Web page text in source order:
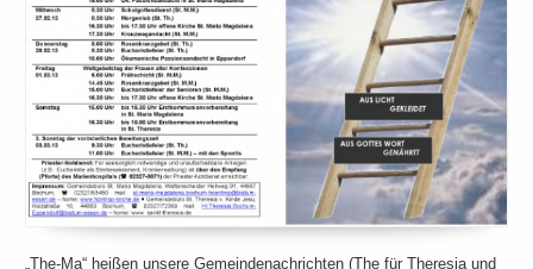
„The-Ma“ heißen unsere Gemeindenachrichten (The für Theresia und